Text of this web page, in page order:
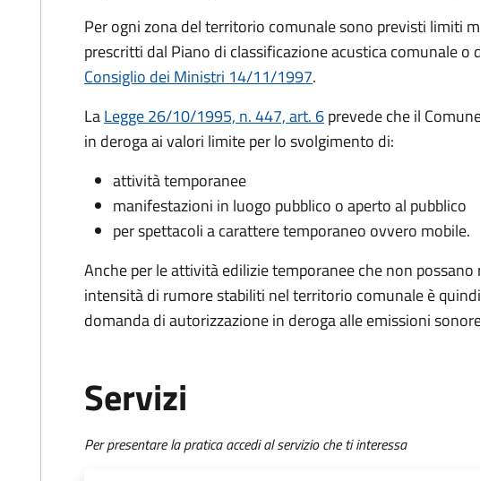
Per ogni zona del territorio comunale sono previsti limiti
prescritti dal Piano di classificazione acustica comunale o
Consiglio dei Ministri 14/11/1997.
LaLegge 26/10/1995, n. 447, art. 6prevede che il
in deroga ai valori limite per lo svolgimento di:
attività temporanee
manifestazioni in luogo pubblico o aperto al pubblico
per spettacoli a carattere temporaneo ovvero mobile.
Anche per le attività edilizie temporanee che non
intensità di rumore stabiliti nel territorio comunale è
domanda di autorizzazione in deroga alle emissioni
Servizi
Per presentare la pratica accedi al servizio che ti interessa